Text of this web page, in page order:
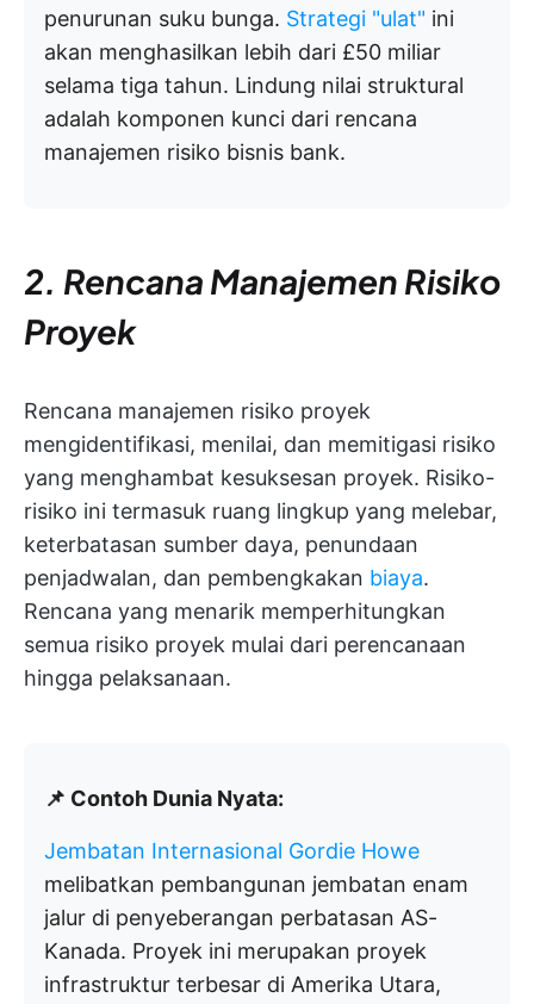
penurunan suku bunga. Strategi "ulat" ini
akan menghasilkan lebih dari £50 miliar
selama tiga tahun. Lindung nilai struktural
adalah komponen kunci dari rencana
manajemen risiko bisnis bank.
2. Rencana Manajemen Risiko
Proyek
Rencana manajemen risiko proyek
mengidentifikasi, menilai, dan memitigasi risiko
yang menghambat kesuksesan proyek. Risiko-
risiko ini termasuk ruang lingkup yang melebar,
keterbatasan sumber daya, penundaan
penjadwalan, dan pembengkakan biaya.
Rencana yang menarik memperhitungkan
semua risiko proyek mulai dari perencanaan
hingga pelaksanaan.
📌 Contoh Dunia Nyata:
Jembatan Internasional Gordie Howe
melibatkan pembangunan jembatan enam
jalur di penyeberangan perbatasan AS-
Kanada. Proyek ini merupakan proyek
infrastruktur terbesar di Amerika Utara,